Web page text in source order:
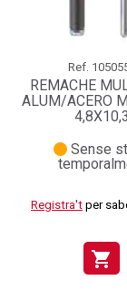
Ref.
REMACHE
ALUM/ACERO
4,8X10,3
Sense
Registra't per
shopping_cart